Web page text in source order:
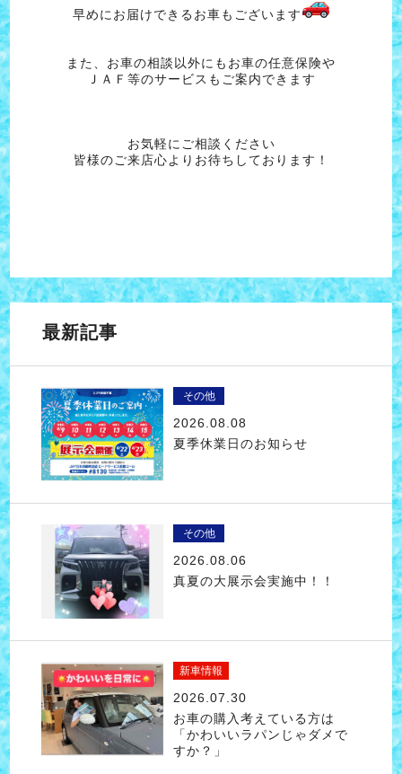
早めにお届けできるお車もございます
また、お車の相談以外にもお車の任意保険や
ＪＡＦ等のサービスもご案内できます
お気軽にご相談ください
皆様のご来店心よりお待ちしております！
最新記事
その他
2026.08.08
夏季休業日のお知らせ
その他
2026.08.06
真夏の大展示会実施中！！
新車情報
2026.07.30
お車の購入考えている方は
「かわいいラパンじゃダメで
すか？」